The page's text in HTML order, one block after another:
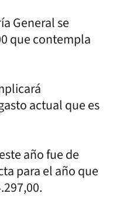
General se
que contempla
actual que es
año fue de
para el año que